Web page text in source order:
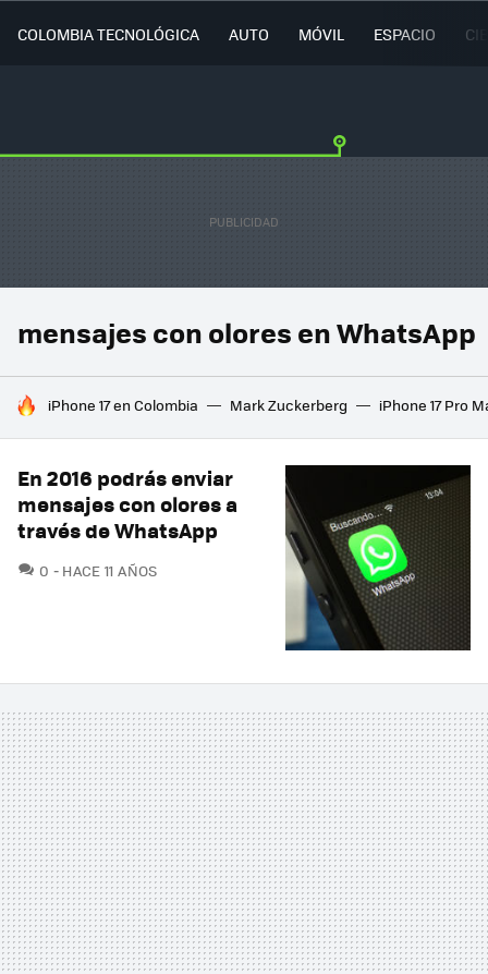
COLOMBIA TECNOLÓGICA AUTO MÓVIL ESPACIO
mensajes con olores en WhatsApp
HOY SE HABLA DE
iPhone 17 en Colombia Mark Zuckerberg iPhone 17 Pro
En 2016 podrás enviar
mensajes con olores a
través de WhatsApp
0 COMENTARIOS
HACE 11 AÑOS